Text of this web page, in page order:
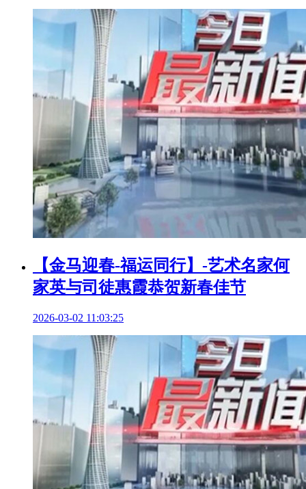
【金马迎春-福运同行】-艺术名家何
家英与司徒惠霞恭贺新春佳节
2026-03-02 11:03:25